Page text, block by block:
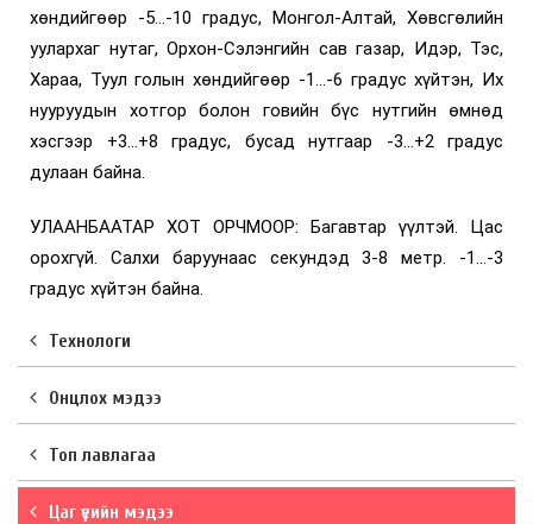
хөндийгөөр -5...-10 градус, Монгол-Алтай, Хөвсгөлийн
уулархаг нутаг, Орхон-Сэлэнгийн сав газар, Идэр, Тэс,
Хараа, Туул голын хөндийгөөр -1...-6 градус хүйтэн, Их
нууруудын хотгор болон говийн бүс нутгийн өмнөд
хэсгээр +3...+8 градус, бусад нутгаар -3...+2 градус
дулаан байна.
УЛААНБААТАР ХОТ ОРЧМООР: Багавтар үүлтэй. Цас
орохгүй. Салхи баруунаас секундэд 3-8 метр. -1...-3
градус хүйтэн байна.
Технологи
Онцлох мэдээ
Топ лавлагаа
Цаг үеийн мэдээ